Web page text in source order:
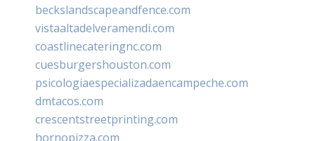
beckslandscapeandfence.com
vistaaltadelveramendi.com
coastlinecateringnc.com
cuesburgershouston.com
psicologiaespecializadaencampeche.com
dmtacos.com
crescentstreetprinting.com
hornopizza.com